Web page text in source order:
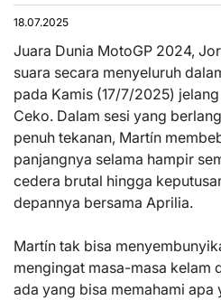
18.07.2025
Juara Dunia MotoGP 2024,
suara secara menyeluruh
pada Kamis (17/7/2025)
Ceko. Dalam sesi yang
penuh tekanan, Martín
panjangnya selama hampir
cedera brutal hingga
depannya bersama Aprilia.
Martín tak bisa
mengingat masa-masa kelam
ada yang bisa memahami apa